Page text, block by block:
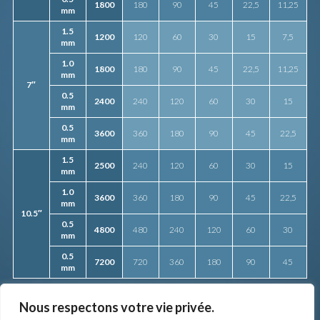
Nous respectons votre vie privée.
mm
1800 180 90 45 22,5 11,25
7″
1.5
mm
1200 120 60 30 15 7,5
1.0
mm
1800 180 90 45 22,5 11,25
0.5
mm
2400 240 120 60 30 15
0.5
mm
3600 360 180 90 45 22,5
10.5″
1.5
mm
2500 240 120 60 30 15
1.0
mm
3600 360 180 90 45 22,5
0.5
mm
4800 480 240 120 60 30
0.5
mm
7200 720 360 180 90 45